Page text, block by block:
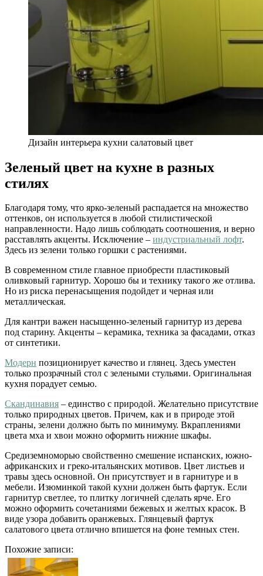
Дизайн интерьера кухни салатовый цвет
Зеленый цвет на кухне в разных
стилях
Благодаря тому, что ярко-зеленый распадается на множество
оттенков, он используется в любой стилистической
направленности. Надо лишь соблюдать соотношения, и верно
расставлять акценты. Исключение – индустриальный лофт.
Здесь из зелени только горшки с растениями.
В современном стиле главное приобрести пластиковый
оливковый гарнитур. Хорошо бы и технику такого же отлива.
Но из риска перенасыщения подойдет и черная или
металлическая.
Для кантри важен насыщенно-зеленый гарнитур из дерева
под старину. Акценты – керамика, техника за фасадами, отказ
от синтетики.
Модерн позиционирует качество и глянец. Здесь уместен
только прозрачный стол с зелеными стульями. Оригинальная
кухня порадует семью.
Скандинавия – единство с природой. Желательно присутствие
только природных цветов. Причем, как и в природе этой
страны, зелени должно быть по минимуму. Вкраплениями
цвета мха и хвои можно оформить нижние шкафы.
Средиземноморью свойственно смешение испанских, южно-
африканских и греко-итальянских мотивов. Цвет листьев и
травы здесь основной. Он присутствует и в гарнитуре и в
мебели. Изюминкой такой кухни должен быть фартук. Если
гарнитур светлее, то плитку логичней сделать ярче. Его
можно оформить сочетаниями бежевых и желтых красок. В
виде узора добавить оранжевых. Глянцевый фартук
салатового цвета отлично впишется на фоне темных стен.
Похожие записи: